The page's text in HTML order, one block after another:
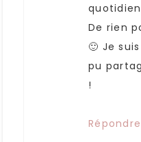
De rien
🙂 Je
pu
!
Répondre